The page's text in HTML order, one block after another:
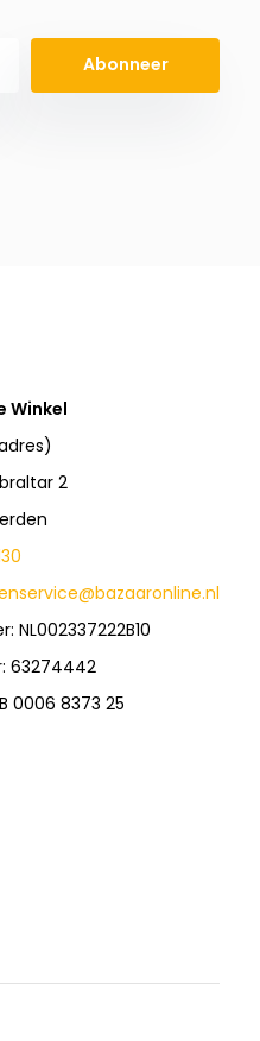
Abonneer
Winkel
2
NL002337222B10
63274442
0006 8373 25